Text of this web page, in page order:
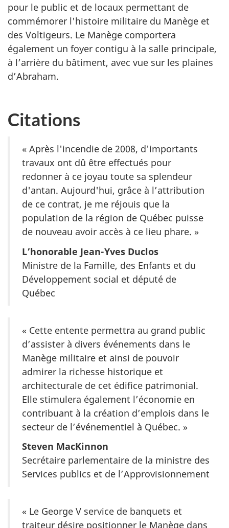
pour le public et de locaux permettant de
commémorer l'histoire militaire du Manège et
des Voltigeurs. Le Manège comportera
également un foyer contigu à la salle principale,
à l’arrière du bâtiment, avec vue sur les plaines
d’Abraham.
Citations
« Après l'incendie de 2008, d'importants
travaux ont dû être effectués pour
redonner à ce joyau toute sa splendeur
d'antan. Aujourd'hui, grâce à l’attribution
de ce contrat, je me réjouis que la
population de la région de Québec puisse
de nouveau avoir accès à ce lieu phare. »
L’honorable Jean-Yves Duclos
Ministre de la Famille, des Enfants et du
Développement social et député de
Québec
« Cette entente permettra au grand public
d’assister à divers événements dans le
Manège militaire et ainsi de pouvoir
admirer la richesse historique et
architecturale de cet édifice patrimonial.
Elle stimulera également l’économie en
contribuant à la création d’emplois dans le
secteur de l’événementiel à Québec. »
Steven MacKinnon
Secrétaire parlementaire de la ministre des
Services publics et de l’Approvisionnement
« Le George V service de banquets et
traiteur désire positionner le Manège dans